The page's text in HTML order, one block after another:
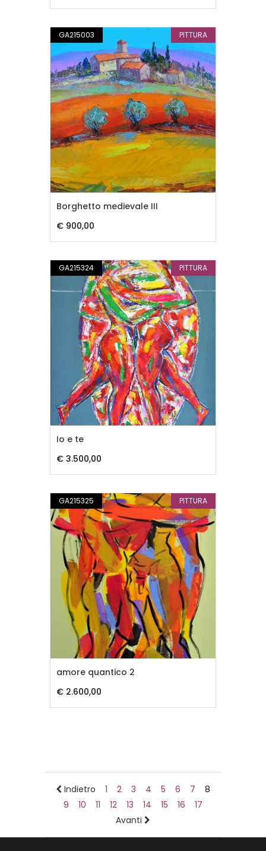
GA215003 PITTURA
Borghetto medievale III
€ 900,00
GA215324 PITTURA
Io e te
€ 3.500,00
GA215325 PITTURA
amore quantico 2
€ 2.600,00
Indietro 1 2 3 4 5 6 7
8
9
10 11 12 13 14 15 16
17
Avanti